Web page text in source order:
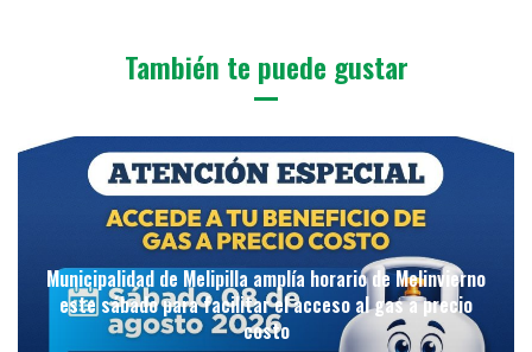
También te puede gustar
Municipalidad de Melipilla amplía horario de Melinvierno
este sábado para facilitar el acceso al gas a precio
costo